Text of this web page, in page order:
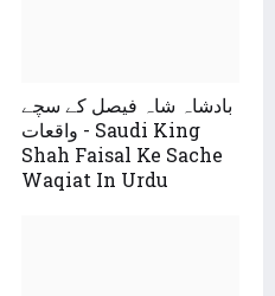
بادشاہ شاہ فیصل کے سچے
واقعات - Saudi King
Shah Faisal Ke Sache
Waqiat In Urdu